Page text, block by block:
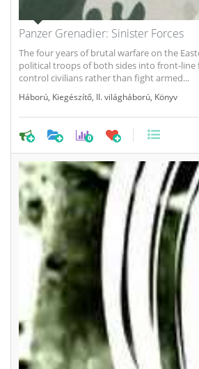
Panzer Grenadier: Sinister Forces
The four years of brutal warfare on the
political troops of both sides into front-line
control civilians rather than fight armed...
Háború Kiegészítő II. világháború Könyv
0